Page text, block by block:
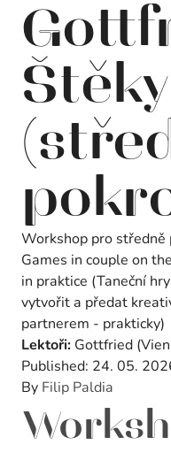
Štěky
Workshop pro středně
Games in couple on
in praktice (Taneční
vytvořit a předat
partnerem - prakticky)
Lektoři: Gottfried
Published: 24. 05.
By Filip Paldia